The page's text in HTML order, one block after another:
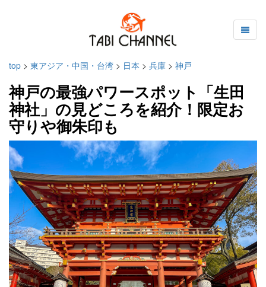
top > 東アジア・中国・台湾 > 日本 > 兵庫 > 神戸
神戸の最強パワースポット「生田
神社」の見どころを紹介！限定お
守りや御朱印も